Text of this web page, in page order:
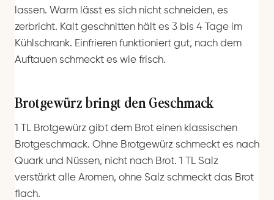
lassen. Warm lässt es sich nicht schneiden, es
zerbricht. Kalt geschnitten hält es 3 bis 4 Tage im
Kühlschrank. Einfrieren funktioniert gut, nach dem
Auftauen schmeckt es wie frisch.
Brotgewürz bringt den Geschmack
1 TL Brotgewürz gibt dem Brot einen klassischen
Brotgeschmack. Ohne Brotgewürz schmeckt es nach
Quark und Nüssen, nicht nach Brot. 1 TL Salz
verstärkt alle Aromen, ohne Salz schmeckt das Brot
flach.